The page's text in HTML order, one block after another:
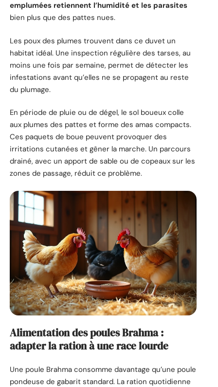
emplumées retiennent l’humidité et les parasites
bien plus que des pattes nues.
Les poux des plumes trouvent dans ce duvet un
habitat idéal. Une inspection régulière des tarses, au
moins une fois par semaine, permet de détecter les
infestations avant qu’elles ne se propagent au reste
du plumage.
En période de pluie ou de dégel, le sol boueux colle
aux plumes des pattes et forme des amas compacts.
Ces paquets de boue peuvent provoquer des
irritations cutanées et gêner la marche. Un parcours
drainé, avec un apport de sable ou de copeaux sur les
zones de passage, réduit ce problème.
Alimentation des poules Brahma :
adapter la ration à une race lourde
Une poule Brahma consomme davantage qu’une poule
pondeuse de gabarit standard. La ration quotidienne